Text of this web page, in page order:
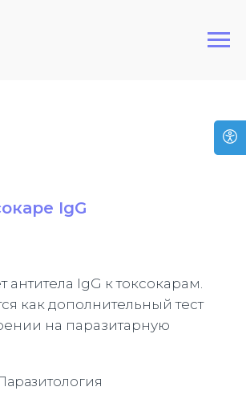
Клиника
IgG
антитела IgG к токсокарам.
как дополнительный тест
на паразитарную